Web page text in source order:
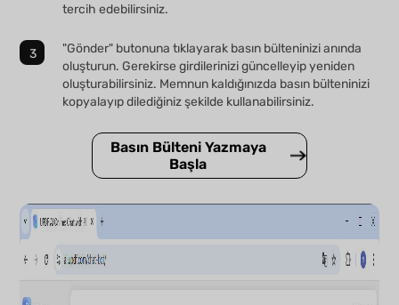
tercih edebilirsiniz.
"Gönder" butonuna tıklayarak basın bülteninizi anında
oluşturun. Gerekirse girdilerinizi güncelleyip yeniden
oluşturabilirsiniz. Memnun kaldığınızda basın bülteninizi
kopyalayıp dilediğiniz şekilde kullanabilirsiniz.
Basın Bülteni Yazmaya
Başla